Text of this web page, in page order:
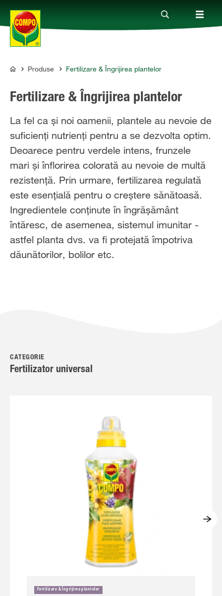
Produse
Ghiduri
Teme
Companie
COMPO
Produse Fertilizare & Îngrijirea plantelor
Fertilizare & Îngrijirea plantelor
La fel ca și noi oamenii, plantele au nevoie de
suficienți nutrienți pentru a se dezvolta optim.
Deoarece pentru verdele intens, frunzele
mari și înflorirea colorată au nevoie de multă
rezistență. Prin urmare, fertilizarea regulată
este esențială pentru o creștere sănătoasă.
Ingredientele conținute în îngrășământ
întăresc, de asemenea, sistemul imunitar -
astfel planta dvs. va fi protejată împotriva
dăunătorilor, bolilor etc.
CATEGORIE
Fertilizator universal
Fertilizare & Îngrijirea plantelor